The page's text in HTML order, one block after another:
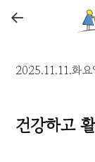
←
2025.11.11.화요
건강하고